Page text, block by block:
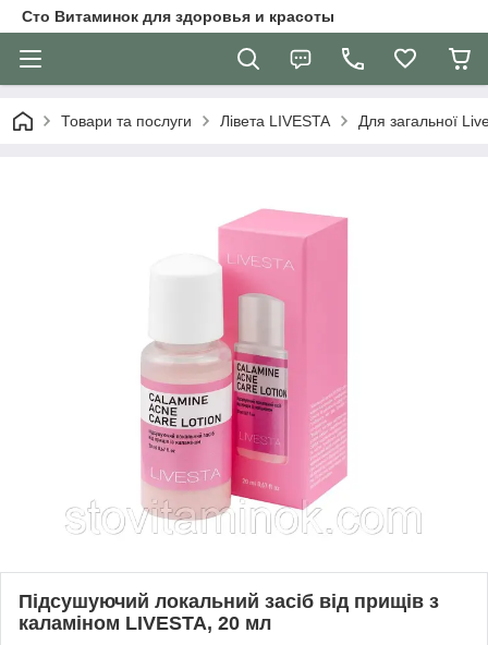
Сто Витаминок для здоровья и красоты
Товари та послуги Лівета LIVESTA Для загальної
Підсушуючий локальний засіб від прищів з
каламіном LIVESTA, 20 мл